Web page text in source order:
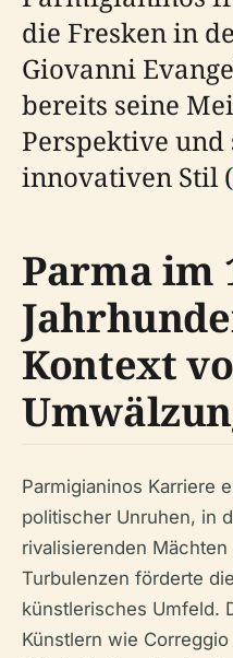
die Fresken in
Giovanni
bereits seine
Perspektive und
innovativen Stil (
Parma im
Kontext
Parmigianinos Karriere
politischer Unruhen, in
rivalisierenden
Turbulenzen förderte
künstlerisches Umfeld.
Künstlern wie